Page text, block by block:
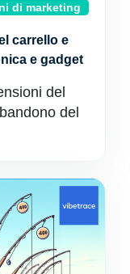
di marketing
carrello e
e gadget
del
del